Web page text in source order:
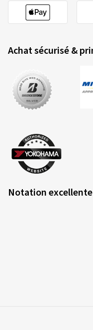
Achat sécurisé &
Notation excellente